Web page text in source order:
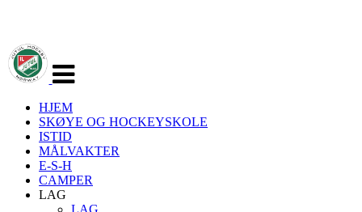
navigasjon
HJEM
SKØYE OG HOCKEYSKOLE
ISTID
MÅLVAKTER
E-S-H
CAMPER
LAG
LAG